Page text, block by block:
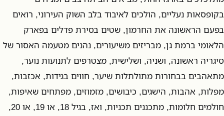
בקופסאות נעליים, הולכים לאיבוד בלב השוק העירוני, רואים
בפעם הראשונה את החרמון, שטים בסירת פדלים בפארק
הלאומי ברמת גן, מבריזים משיעורים, נהנים מטעמה האסור של
סיגריה ראשונה, ושניה, ושלישית, מצטרפים לתנועות נוער,
מתאהבים בבחורות מתולתלות שיער, חווים בגידות, אכזבות,
מפלות, אהבות, הישגים, כיבושים, מזמוזים, מפתחים שאיפות,
חולמים חלומות, מתכננים תכניות, ואז, בגיל 18, או 19, או 20,